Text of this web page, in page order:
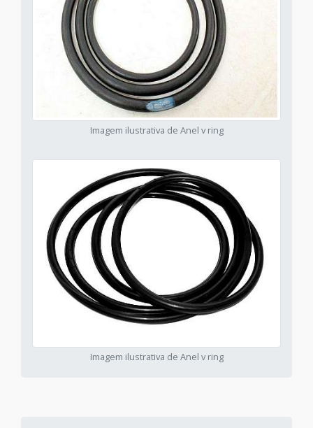
Imagem ilustrativa de Anel v ring
Imagem ilustrativa de Anel v ring